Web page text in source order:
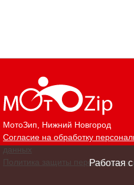
МотоЗип , Нижний Новгород
Согласие на обработку
данных
Политика защиты персональных
Работая